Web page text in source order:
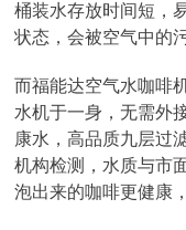
桶装水存放时间短，
状态，会被空气中的
而福能达空气水咖啡
水机于一身，无需外
康水，高品质九层过
机构检测，水质与市
泡出来的咖啡更健康